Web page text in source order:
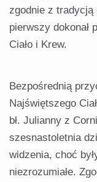
zgodnie z tradycją
pierwszy dokonał
Ciało i Krew.
Bezpośrednią
Najświętszego
bł. Julianny z
szesnastoletnia
widzenia, choć
niezrozumiałe.